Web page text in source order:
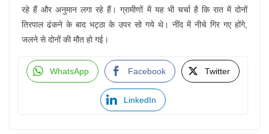
रहे हैं और अनुमान लगा रहे हैं। ग्रामीणों में यह भी चर्चा है कि रात में दोनों
तिरपाल ढंकने के बाद भट्ठा के उपर सो गये थे। नींद में नीचे गिर गए होंगे,
जलने से दोनों की मौत हो गई।
WhatsApp Facebook Twitter
LinkedIn